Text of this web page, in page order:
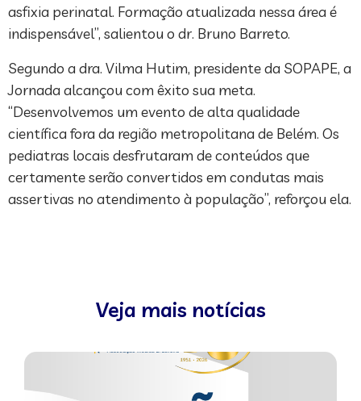
asfixia perinatal. Formação atualizada nessa área é
indispensável”, salientou o dr. Bruno Barreto.
Segundo a dra. Vilma Hutim, presidente da SOPAPE, a
Jornada alcançou com êxito sua meta.
“Desenvolvemos um evento de alta qualidade
científica fora da região metropolitana de Belém. Os
pediatras locais desfrutaram de conteúdos que
certamente serão convertidos em condutas mais
assertivas no atendimento à população”, reforçou ela.
Veja mais notícias